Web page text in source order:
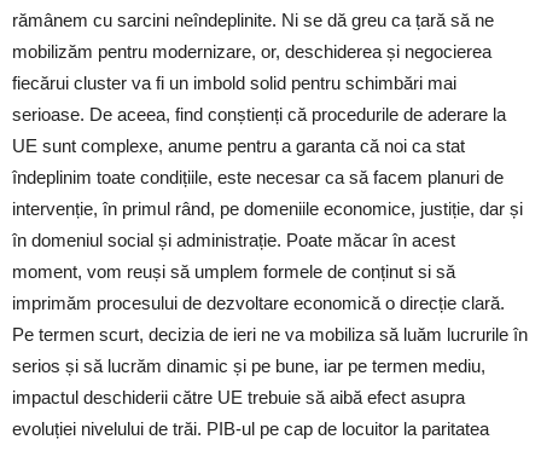
rămânem cu sarcini neîndeplinite. Ni se dă greu ca țară să ne
mobilizăm pentru modernizare, or, deschiderea și negocierea
fiecărui cluster va fi un imbold solid pentru schimbări mai
serioase. De aceea, find conștienți că procedurile de aderare la
UE sunt complexe, anume pentru a garanta că noi ca stat
îndeplinim toate condițiile, este necesar ca să facem planuri de
intervenție, în primul rând, pe domeniile economice, justiție, dar și
în domeniul social și administrație. Poate măcar în acest
moment, vom reuși să umplem formele de conținut si să
imprimăm procesului de dezvoltare economică o direcție clară.
Pe termen scurt, decizia de ieri ne va mobiliza să luăm lucrurile în
serios și să lucrăm dinamic și pe bune, iar pe termen mediu,
impactul deschiderii către UE trebuie să aibă efect asupra
evoluției nivelului de trăi. PIB-ul pe cap de locuitor la paritatea